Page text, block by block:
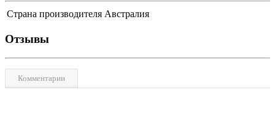
Страна производителя Австралия
Отзывы
Комментарии